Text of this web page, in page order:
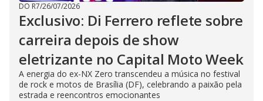
DO R7/26/07/2026
Exclusivo: Di Ferrero reflete sobre
carreira depois de show
eletrizante no Capital Moto Week
A energia do ex-NX Zero transcendeu a música no festival
de rock e motos de Brasília (DF), celebrando a paixão pela
estrada e reencontros emocionantes